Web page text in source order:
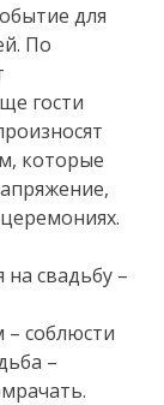
для
По
гости
которые
свадьбу –
– соблюсти
–